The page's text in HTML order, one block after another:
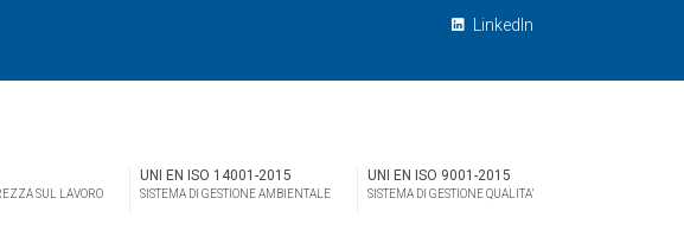
LinkedIn
UNI EN ISO 9001-2015
SISTEMA DI GESTIONE QUALITA’
UNI EN ISO 14001-2015
SISTEMA DI GESTIONE AMBIENTALE
SUL LAVORO